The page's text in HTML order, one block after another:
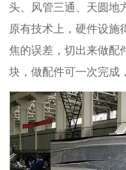
头、风管三通、天圆地
原有技术上，硬件设施
焦的误差，切出来做配
块，做配件可一次完成